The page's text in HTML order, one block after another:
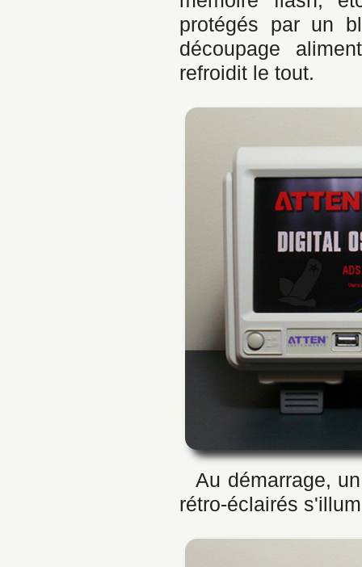
protégés par un
découpage
refroidit le tout.
Au démarrage,
rétro-éclairés